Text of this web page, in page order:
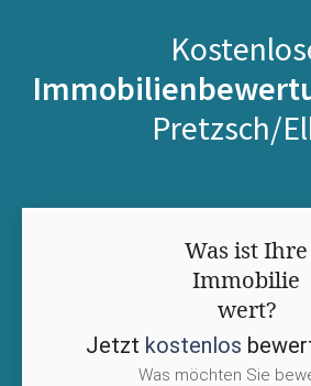
Pretzsch/
Was ist Ihre
Immobilie
wert?
Jetzt kostenlos
Was möchten Sie